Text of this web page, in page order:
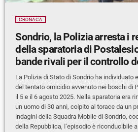
CRONACA
Sondrio, la Polizia arresta i
della sparatoria di
bande rivali per il controllo
La Polizia di Stato di Sondrio ha individuato
del tentato omicidio avvenuto nei boschi di
il 5 e il 6 agosto 2025. Nella sparatoria era
un uomo di 30 anni, colpito al torace da un
indagini della Squadra Mobile di Sondrio,
della Repubblica, l’episodio è riconducibile